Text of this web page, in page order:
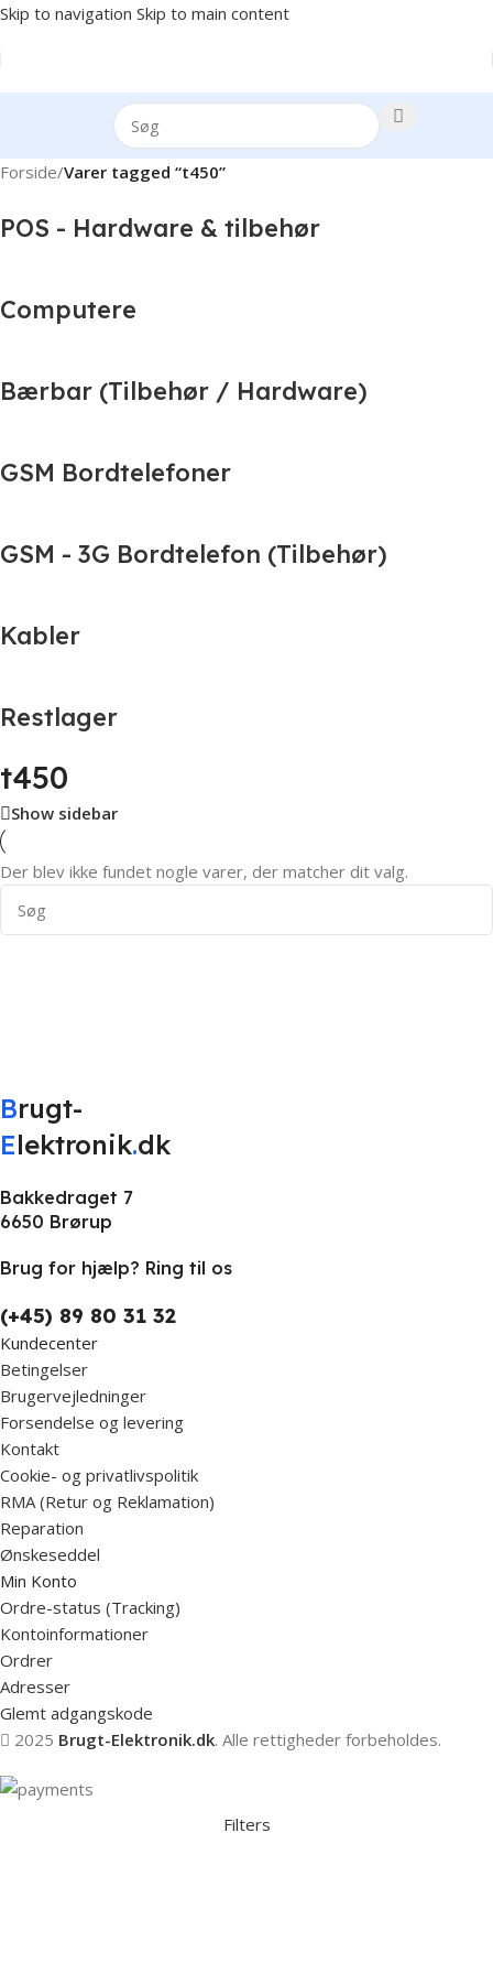
Skip to navigation Skip to main content
Forside/Varer tagged “t450”
POS - Hardware & tilbehør
Computere
Bærbar (Tilbehør / Hardware)
GSM Bordtelefoner
GSM - 3G Bordtelefon (Tilbehør)
Kabler
Restlager
t450
Show sidebar
Der blev ikke fundet nogle varer, der matcher dit valg.
Brugt-
Elektronik.dk
Bakkedraget 7
6650 Brørup
Brug for hjælp? Ring til os
(+45) 89 80 31 32
Kundecenter
Betingelser
Brugervejledninger
Forsendelse og levering
Kontakt
Cookie- og privatlivspolitik
RMA (Retur og Reklamation)
Reparation
Ønskeseddel
Min Konto
Ordre-status (Tracking)
Kontoinformationer
Ordrer
Adresser
Glemt adgangskode
2025 Brugt-Elektronik.dk. Alle rettigheder forbeholdes.
Filters